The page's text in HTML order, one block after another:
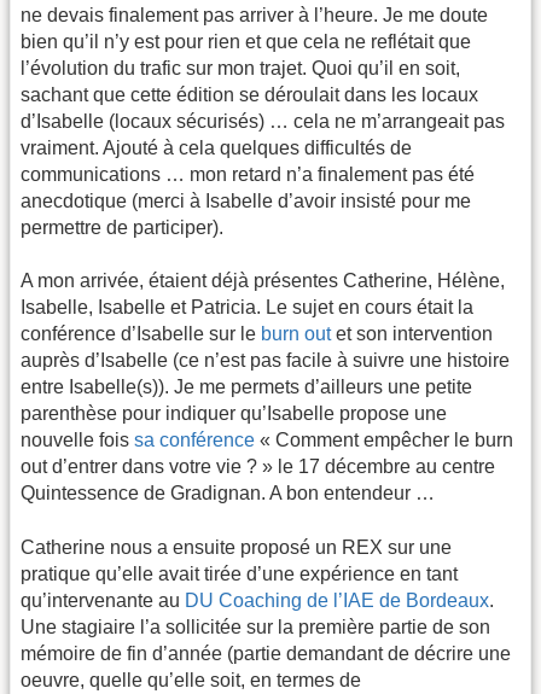
ne devais finalement pas arriver à l’heure. Je me doute
bien qu’il n’y est pour rien et que cela ne reflétait que
l’évolution du trafic sur mon trajet. Quoi qu’il en soit,
sachant que cette édition se déroulait dans les locaux
d’Isabelle (locaux sécurisés) … cela ne m’arrangeait pas
vraiment. Ajouté à cela quelques difficultés de
communications … mon retard n’a finalement pas été
anecdotique (merci à Isabelle d’avoir insisté pour me
permettre de participer).
A mon arrivée, étaient déjà présentes Catherine, Hélène,
Isabelle, Isabelle et Patricia. Le sujet en cours était la
conférence d’Isabelle sur le burn outet son intervention
auprès d’Isabelle (ce n’est pas facile à suivre une histoire
entre Isabelle(s)). Je me permets d’ailleurs une petite
parenthèse pour indiquer qu’Isabelle propose une
nouvelle fois sa conférence « Comment empêcher le burn
out d’entrer dans votre vie ? » le 17 décembre au centre
Quintessence de Gradignan. A bon entendeur …
Catherine nous a ensuite proposé un REX sur une
pratique qu’elle avait tirée d’une expérience en tant
qu’intervenante au DU Coaching de l’IAE de Bordeaux.
Une stagiaire l’a sollicitée sur la première partie de son
mémoire de fin d’année (partie demandant de décrire une
oeuvre, quelle qu’elle soit, en termes de